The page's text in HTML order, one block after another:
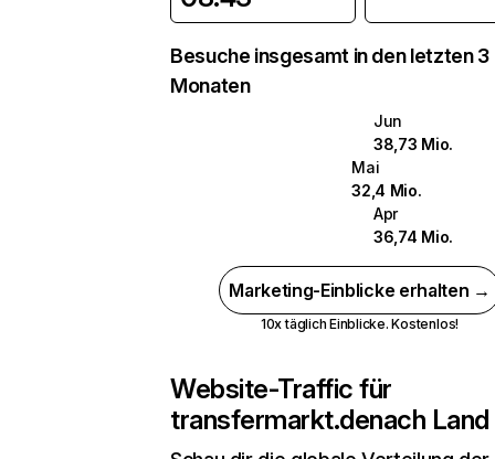
Besuche insgesamt in den letzten 3
Monaten
Jun
38,73 Mio.
Mai
32,4 Mio.
Apr
36,74 Mio.
Marketing-Einblicke erhalten →
10x täglich Einblicke. Kostenlos!
Website-Traffic für
transfermarkt.denach Land